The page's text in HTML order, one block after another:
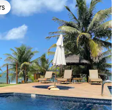
plus appréciés